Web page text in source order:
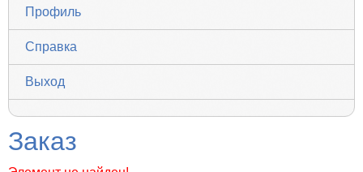
Профиль
Справка
Выход
Заказ